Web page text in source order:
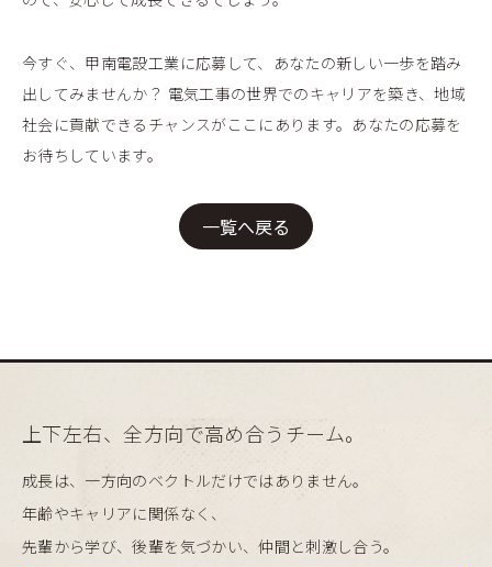
今すぐ、甲南電設工業に応募して、あなたの新しい一歩を踏み
出してみませんか？ 電気工事の世界でのキャリアを築き、地域
社会に貢献できるチャンスがここにあります。あなたの応募を
お待ちしています。
一覧へ戻る
上下左右、全方向で高め合うチーム。
成長は、一方向のベクトルだけではありません。
年齢やキャリアに関係なく、
先輩から学び、後輩を気づかい、仲間と刺激し合う。